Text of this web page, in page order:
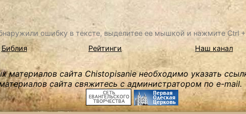
ошибку в тексте, выделитее ее мышкой и нажмите Ctrl +
Библия Рейтинги Наш канал
материалов сайта Chistopisanie необходимо указать
сайта свяжитесь с администратором по e-mail.